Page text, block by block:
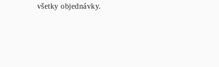
od dátumu doručenia zásielky.
všetky objednávky.